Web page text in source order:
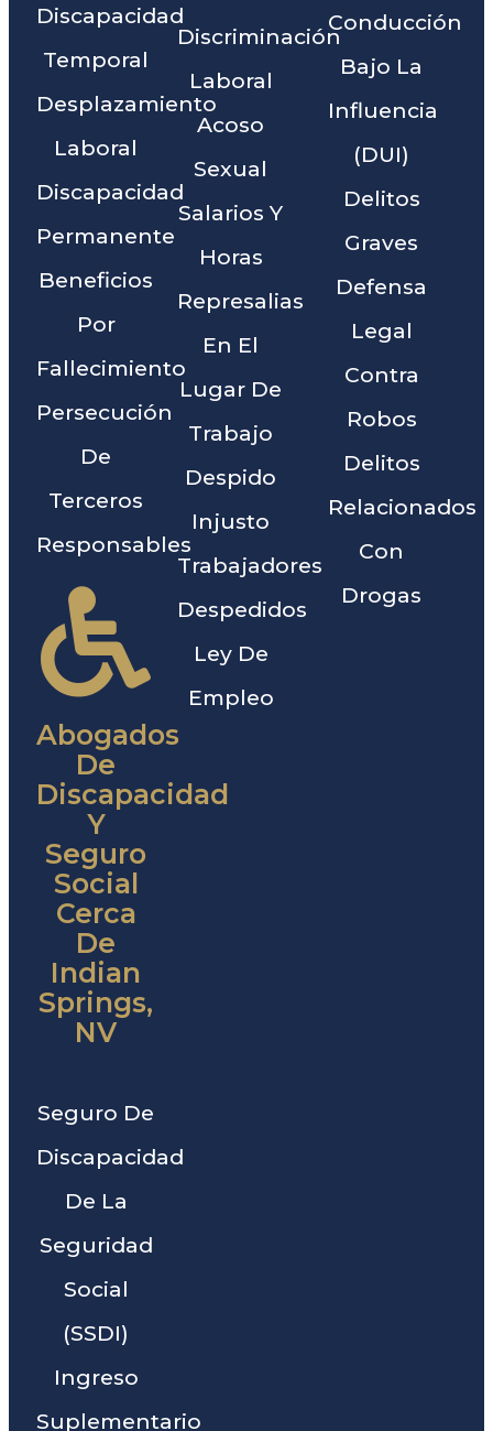
Discapacidad
Temporal
Desplazamiento
Laboral
Discapacidad
Permanente
Beneficios
Por
Fallecimiento
Persecución
De
Terceros
Responsables
Abogados
De
Discapacidad
Y
Seguro
Social
Cerca
De
Indian
Springs,
NV
Seguro De
Discapacidad
De La
Seguridad
Social
(SSDI)
Ingreso
Suplementario
Discriminación
Laboral
Acoso
Sexual
Salarios Y
Horas
Represalias
En El
Lugar De
Trabajo
Despido
Injusto
Trabajadores
Despedidos
Ley De
Empleo
Conducción
Bajo La
Influencia
(DUI)
Delitos
Graves
Defensa
Legal
Contra
Robos
Delitos
Relacionados
Con
Drogas